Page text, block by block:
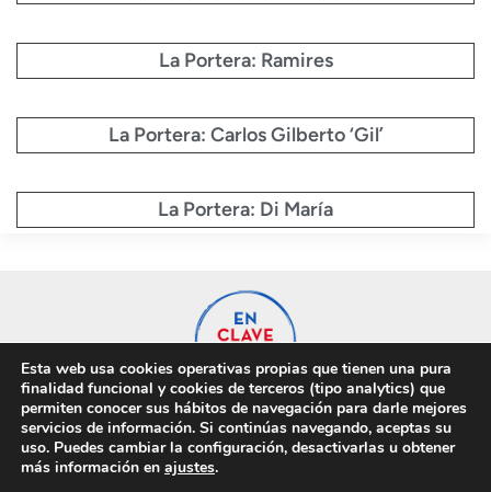
La Portera: Ramires
La Portera: Carlos Gilberto ‘Gil’
La Portera: Di María
Privacidad Cookies
Esta web usa cookies operativas propias que tienen una pura
finalidad funcional y cookies de terceros (tipo analytics) que
permiten conocer sus hábitos de navegación para darle mejores
servicios de información. Si continúas navegando, aceptas su
uso. Puedes cambiar la configuración, desactivarlas u obtener
más información en ajustes.